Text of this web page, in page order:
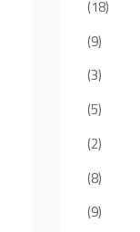
(18)
(9)
(3)
(5)
(2)
(8)
(9)